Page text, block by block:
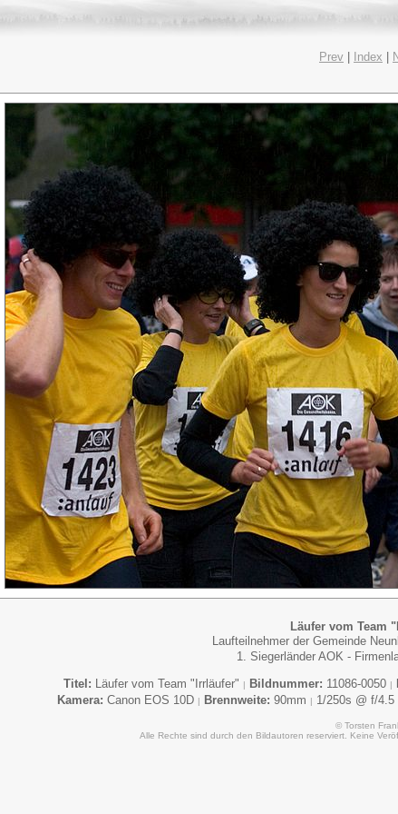
Prev Index
Läufer vom Team
Laufteilnehmer der Gemeinde
1. Siegerländer AOK -
Titel: Läufer vom Team "Irrläufer" | Bildnummer: 11086-0050 |
Kamera: Canon EOS 10D | Brennweite: 90mm | 1/250s @ f/4.5
© Torsten
Alle Rechte sind durch den Bildautoren reserviert. Keine